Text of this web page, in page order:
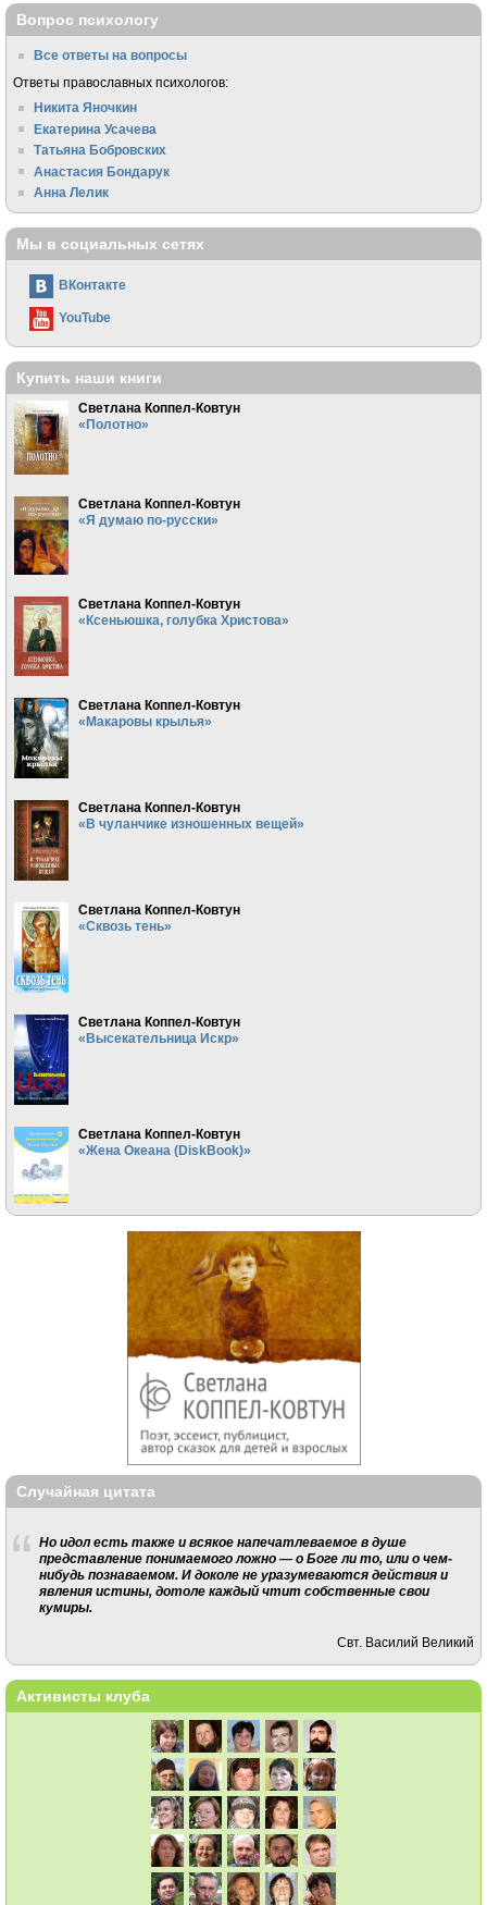
Вопрос психологу
Все ответы на вопросы
Ответы православных психологов:
Никита Яночкин
Екатерина Усачева
Татьяна Бобровских
Анастасия Бондарук
Анна Лелик
Мы в социальных сетях
ВКонтакте
YouTube
Купить наши книги
Светлана Коппел-Ковтун
«Полотно»
Светлана Коппел-Ковтун
«Я думаю по-русски»
Светлана Коппел-Ковтун
«Ксеньюшка, голубка Христова»
Светлана Коппел-Ковтун
«Макаровы крылья»
Светлана Коппел-Ковтун
«В чуланчике изношенных вещей»
Светлана Коппел-Ковтун
«Сквозь тень»
Светлана Коппел-Ковтун
«Высекательница Искр»
Светлана Коппел-Ковтун
«Жена Океана (DiskBook)»
Случайная цитата
Но идол есть также и всякое напечатлеваемое в душе
представление понимаемого ложно — о Боге ли то, или о чем-
нибудь познаваемом. И доколе не уразумеваются действия и
явления истины, дотоле каждый чтит собственные свои
кумиры.
Свт. Василий Великий
Активисты клуба